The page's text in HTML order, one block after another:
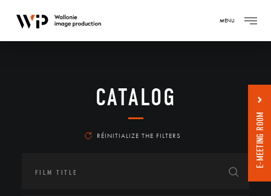
MENU
CATALOG
RÉINITIALIZE THE FILTERS E-MEETING ROOM